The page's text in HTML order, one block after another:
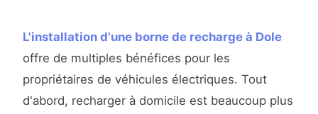
L'installation d'une borne de recharge à Dole
offre de multiples bénéfices pour les
propriétaires de véhicules électriques. Tout
d'abord, recharger à domicile est beaucoup plus